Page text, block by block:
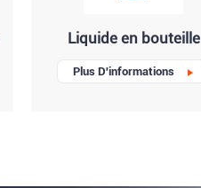
Liquide en bouteille
Plus D'informations